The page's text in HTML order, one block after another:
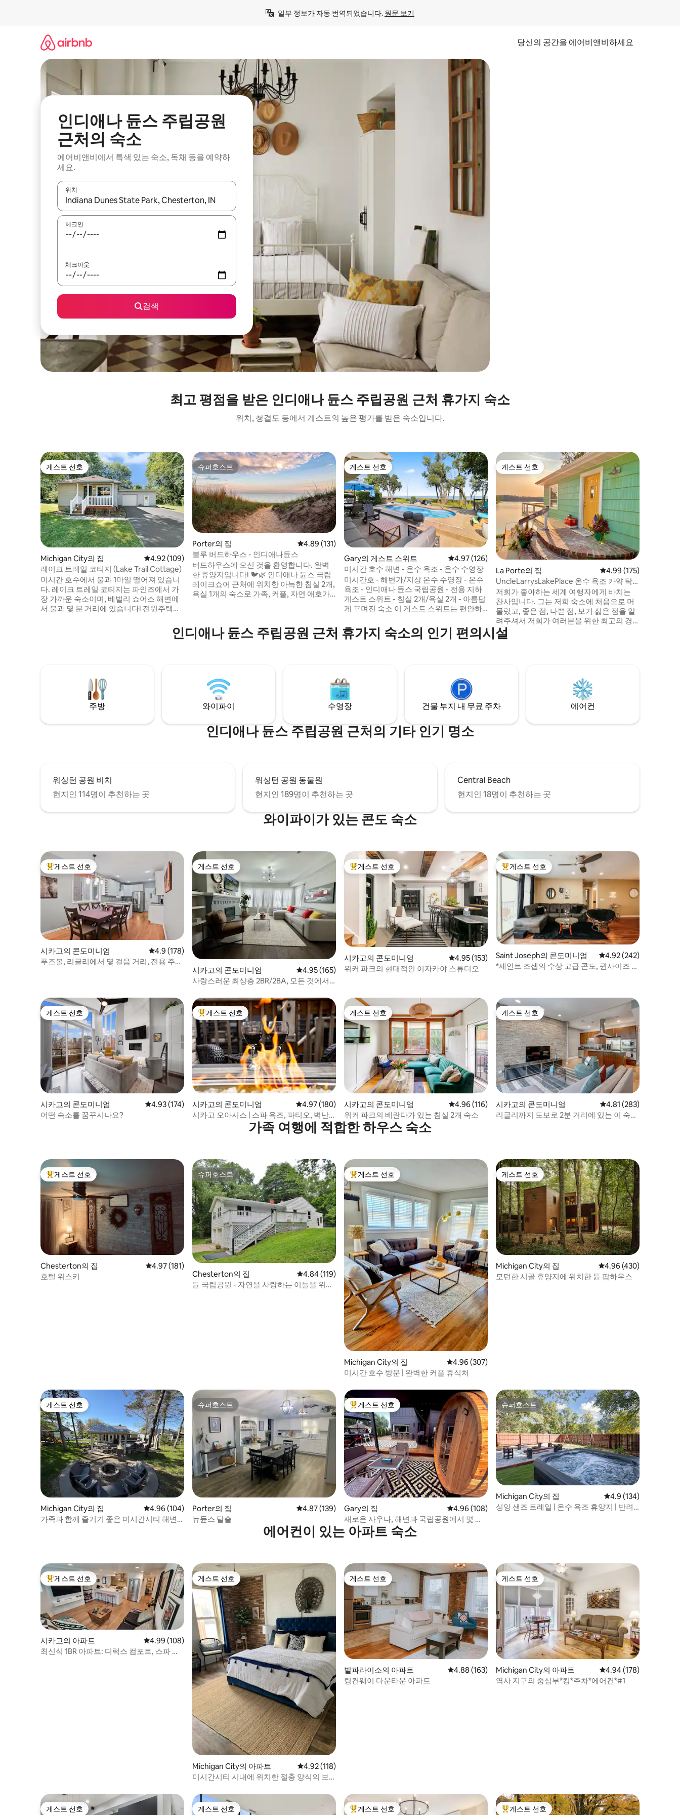
일부 정보가 자동 번역되었습니다. 원문 보기
당신의 공간을 에어비앤비하세요
인디애나 듄스 주립공원
근처의 숙소
에어비앤비에서 특색 있는 숙소, 독채 등을 예약하
세요.
위치
결과가 나오면 위·아래 화살표 키를 사용하거나 터치 또는 스와이프 동작으로 탐색하세요.
체크인
체크아웃
검색
최고 평점을 받은 인디애나 듄스 주립공원 근처 휴가지 숙소
위치, 청결도 등에서 게스트의 높은 평가를 받은 숙소입니다.
게스트 선호
게스트 선호
Michigan City의 집 평점 4.92점(5점 만점), 후기 109개
4.92 (109)
레이크 트레일 코티지 (Lake Trail Cottage)
미시간 호수에서 불과 1마일 떨어져 있습니
다. 레이크 트레일 코티지는 파인즈에서 가
장 가까운 숙소이며, 베벌리 쇼어스 해변에
서 불과 몇 분 거리에 있습니다! 전원주택에
휴게실이 있습니다. 숙소는 7명을 수용할 수
있습니다. 메인 침실에는 퀸사이즈 침대, 42
카고)가 숙소 바로 뒤에 있습니다. 시카고로
가는 사우스 쇼어 기차는 숙소에서 1마일 거
리에 있습니다. 자전거 및 해변용품이 포함
슈퍼호스트
슈퍼호스트
Porter의 집 평점 4.89점(5점 만점), 후기 131개
4.89 (131)
블루 버드하우스 - 인디애나듄스
버드하우스에 오신 것을 환영합니다. 완벽
한 휴양지입니다! 🐦🌿 인디애나 듄스 국립
레이크쇼어 근처에 위치한 아늑한 침실 2개,
욕실 1개의 숙소로 가족, 커플, 자연 애호가
외 식사를 위한 파티오가 있는 바비큐 그릴
을 즐겨보세요. 미시간 호수 해변, 하이킹 트
게스트 선호
게스트 선호
Gary의 게스트 스위트 평점 4.97점(5점 만점), 후기 126개
4.97 (126)
미시간 호수 해변 - 온수 욕조 - 온수 수영장
미시간호 - 해변가/지상 온수 수영장 - 온수
욕조 - 인디애나 듄스 국립공원 - 전용 지하
게스트 스위트 - 침실 2개/욕실 2개 - 아름답
게 꾸며진 숙소 이 게스트 스위트는 편안하
고 있습니다. 하루 종일 모험을 마치고 휴식
을 취하기에 완벽한 3인용 온수 욕조를 즐겨
걸리지 않습니다. 온수 수영장은 5월 중순부
터 10월 중순까지 운영됩니다.
게스트 선호
게스트 선호
La Porte의 집 평점 4.99점(5점 만점),
4.99 (175)
UncleLarrysLakePlace 온수 욕조 카약 탁
구
저희가 좋아하는 세계 여행자에게 바치는
찬사입니다. 그는 저희 숙소에 처음으로 머
물렀고, 좋은 점, 나쁜 점, 보기 싫은 점을 알
려주셔서 저희가 여러분을 위한 최고의 경
험을 제공할 수 있도록 해 주셨습니다. 새로
리모델링한 이 호수 숙소는 4개의 수면 공
카약을 갖추고 있습니다. 넓은 데크의 온수
욕조에서 또는 웨버 가스 그릴을 즐기면서
인디애나 듄스 주립공원 근처 휴가지 숙소의 인기 편의시설
주방 와이파이 수영장 건물 부지 내 무료 주차 에어컨
인디애나 듄스 주립공원 근처의 기타 인기 명소
워싱턴 공원 비치
현지인 114명이 추천하는 곳
워싱턴 공원 동물원
현지인 189명이 추천하는 곳
Central Beach
현지인 18명이 추천하는 곳
와이파이가 있는 콘도 숙소
상위 게스트 선호
게스트 선호
시카고의 콘도미니엄 평점 4.9점(5점 만점), 후기 178개
4.9 (178)
푸즈볼, 리글리에서 몇 걸음 거리, 전용 주차
게스트 선호
게스트 선호
시카고의 콘도미니엄 평점 4.95점(5점 만점), 후기 165개
4.95 (165)
사랑스러운 최상층 2BR/2BA, 모든 것에서
상위 게스트 선호
게스트 선호
시카고의 콘도미니엄 평점 4.95점(5점 만점), 후기 153개
4.95 (153)
위커 파크의 현대적인 이자카야 스튜디오
상위 게스트 선호
게스트 선호
Saint Joseph의 콘도미니엄 평점 4.92점(5점 만점),
4.92 (242)
*세인트 조셉의 수상 고급 콘도, 퀸사이즈 침
게스트 선호
게스트 선호
시카고의 콘도미니엄 평점 4.93점(5점 만점), 후기 174개
4.93 (174)
어떤 숙소를 꿈꾸시나요?
상위 게스트 선호
게스트 선호
시카고의 콘도미니엄 평점 4.97점(5점 만점), 후기 180개
4.97 (180)
시카고 오아시스 | 스파 욕조, 파티오, 벽난
게스트 선호
게스트 선호
시카고의 콘도미니엄 평점 4.96점(5점 만점), 후기 116개
4.96 (116)
위커 파크의 베란다가 있는 침실 2개 숙소
게스트 선호
게스트 선호
시카고의 콘도미니엄 평점 4.81점(5점 만점),
4.81 (283)
리글리까지 도보로 2분 거리에 있는 이 숙소
가족 여행에 적합한 하우스 숙소
상위 게스트 선호
게스트 선호
Chesterton의 집 평점 4.97점(5점 만점), 후기 181개
4.97 (181)
호텔 위스키
슈퍼호스트
슈퍼호스트
Chesterton의 집 평점 4.84점(5점 만점), 후기 119개
4.84 (119)
듄 국립공원 - 자연을 사랑하는 이들을 위한
상위 게스트 선호
게스트 선호
Michigan City의 집 평점 4.96점(5점 만점), 후기 307개
4.96 (307)
미시간 호수 방문 | 완벽한 커플 휴식처
게스트 선호
게스트 선호
Michigan City의 집 평점 4.96점(5점 만점),
4.96 (430)
모던한 시골 휴양지에 위치한 듄 팜하우스
게스트 선호
게스트 선호
Michigan City의 집 평점 4.96점(5점 만점), 후기 104개
4.96 (104)
가족과 함께 즐기기 좋은 미시간시티 해변
슈퍼호스트
슈퍼호스트
Porter의 집 평점 4.87점(5점 만점), 후기 139개
4.87 (139)
뉴듄스 탈출
상위 게스트 선호
게스트 선호
Gary의 집 평점 4.96점(5점 만점), 후기 108개
4.96 (108)
새로운 사우나, 해변과 국립공원에서 몇 걸
음 거리
슈퍼호스트
슈퍼호스트
Michigan City의 집 평점 4.9점(5점 만점),
4.9 (134)
싱잉 샌즈 트레일 | 온수 욕조 휴양지 | 반려
에어컨이 있는 아파트 숙소
상위 게스트 선호
게스트 선호
시카고의 아파트 평점 4.99점(5점 만점), 후기 108개
4.99 (108)
최신식 1BR 아파트: 디럭스 컴포트, 스파 욕
게스트 선호
게스트 선호
Michigan City의 아파트 평점 4.92점(5점 만점), 후기 118개
4.92 (118)
미시간시티 시내에 위치한 절충 양식의 보
게스트 선호
게스트 선호
발파라이소의 아파트 평점 4.88점(5점 만점), 후기 163개
4.88 (163)
링컨웨이 다운타운 아파트
게스트 선호
게스트 선호
Michigan City의 아파트 평점 4.94점(5점 만점),
4.94 (178)
역사 지구의 중심부*킹*주차*에어컨*#1
게스트 선호
게스트 선호 게스트 선호
게스트 선호 상위 게스트 선호
게스트 선호 상위 게스트 선호
게스트 선호